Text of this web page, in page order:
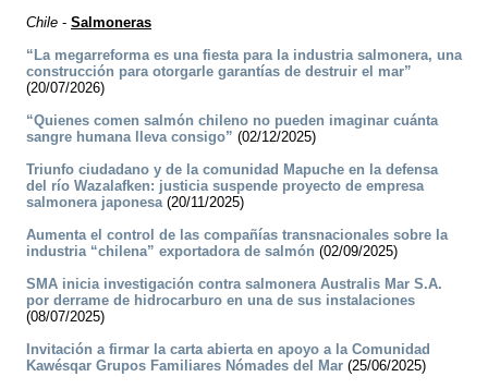
Chile - Salmoneras
“La megarreforma es una fiesta para la industria salmonera, una
construcción para otorgarle garantías de destruir el mar”
(20/07/2026)
“Quienes comen salmón chileno no pueden imaginar cuánta
sangre humana lleva consigo” (02/12/2025)
Triunfo ciudadano y de la comunidad Mapuche en la defensa
del río Wazalafken: justicia suspende proyecto de empresa
salmonera japonesa(20/11/2025)
Aumenta el control de las compañías transnacionales sobre la
industria “chilena” exportadora de salmón (02/09/2025)
SMA inicia investigación contra salmonera Australis Mar S.A.
por derrame de hidrocarburo en una de sus instalaciones
(08/07/2025)
Invitación a firmar la carta abierta en apoyo a la Comunidad
Kawésqar Grupos Familiares Nómades del Mar (25/06/2025)